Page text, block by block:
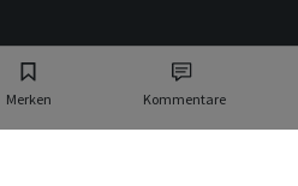
Merken Kommentare
Schweiz